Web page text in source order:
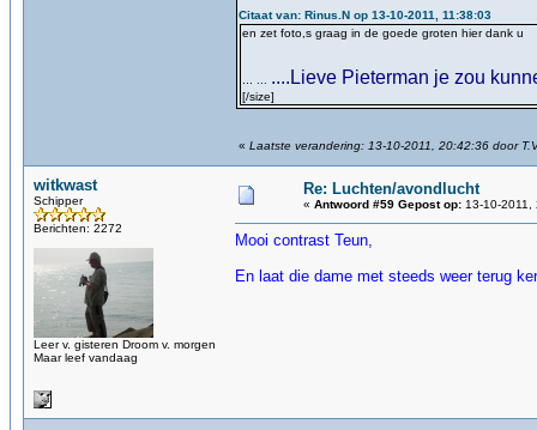
Citaat van: Rinus.N op 13-10-2011, 11:38:03
en zet foto,s graag in de goede groten hier dank u
....Lieve Pieterman je zou
[/size]
« Laatste verandering: 13-10-2011, 20:42:36 door
witkwast
Schipper
Berichten: 2272
Leer v. gisteren Droom v. morgen
Maar leef vandaag
Re: Luchten/avondlucht
« Antwoord #59 Gepost op: 13-10-
Mooi contrast Teun,
En laat die dame met steeds weer terug